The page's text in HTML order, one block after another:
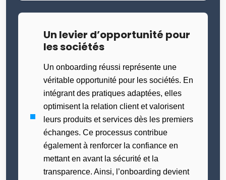
Un levier d’opportunité pour
les sociétés
Un onboarding réussi représente une
véritable opportunité pour les sociétés. En
intégrant des pratiques adaptées, elles
optimisent la relation client et valorisent
leurs produits et services dès les premiers
échanges. Ce processus contribue
également à renforcer la confiance en
mettant en avant la sécurité et la
transparence. Ainsi, l’onboarding devient